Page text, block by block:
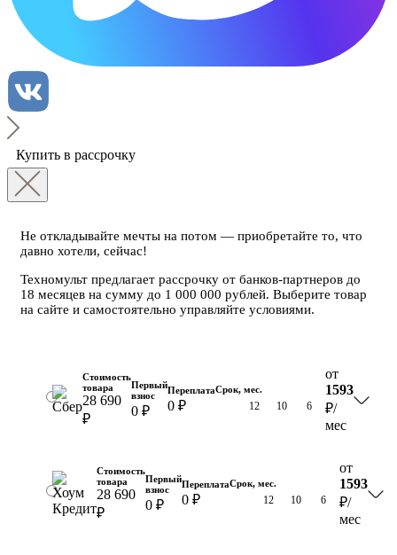
Купить в рассрочку
Не откладывайте мечты на потом — приобретайте то, что
давно хотели, сейчас!
Техномульт предлагает рассрочку от банков-партнеров до
18 месяцев на сумму до 1 000 000 рублей. Выберите товар
на сайте и самостоятельно управляйте условиями.
Стоимость
товара
28 690
₽
Первый
взнос
0 ₽
Переплата
0 ₽
Срок, мес.
12 10 6
от
1593
₽/
мес
Стоимость
товара
28 690
₽
Первый
взнос
0 ₽
Переплата
0 ₽
Срок, мес.
12 10 6
от
1593
₽/
мес